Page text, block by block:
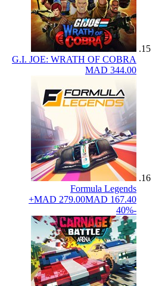
G.I. JOE: WRATH OF COBRA
MAD 344.00
Formula Legends
MAD 279.00 MAD 167.40+